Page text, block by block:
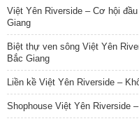
Việt Yên Riverside – Cơ hội
Giang
Biệt thự ven sông Việt Yên
Bắc Giang
Liền kề Việt Yên Riverside –
Shophouse Việt Yên Riverside